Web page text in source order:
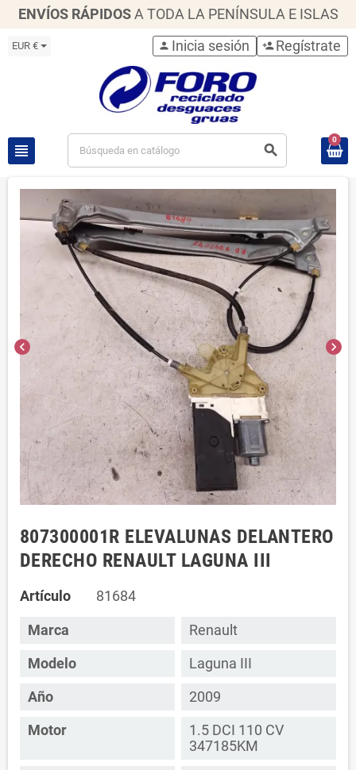
ENVÍOS RÁPIDOS A TODA LA PENÍNSULA E ISLAS
EUR €
view_headline search
person Inicia sesión person_add Regístrate
0
chevron_left chevron_right
807300001R ELEVALUNAS DELANTERO
DERECHO RENAULT LAGUNA III
Artículo 81684
Marca
Renault
Modelo
Laguna III
Año
2009
Motor
1.5 DCI 110 CV
347185KM